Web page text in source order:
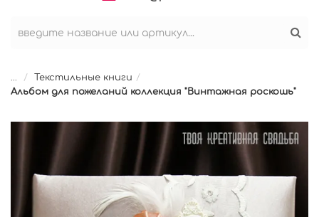
...
Текстильные книги
Альбом для пожеланий коллекция "Винтажная роскошь"